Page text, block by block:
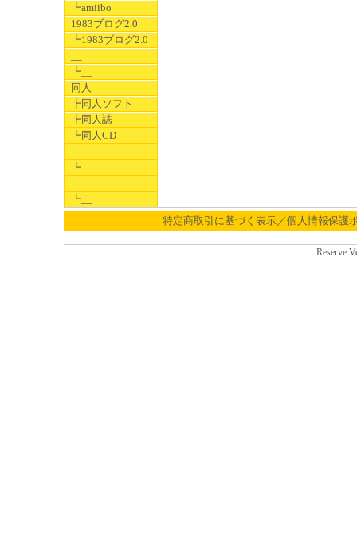
┗amiibo
1983ブログ2.0
┗1983ブログ2.0
┗__
同人
┣同人ソフト
┣同人誌
┗同人CD
┗__
┗__
特定商取引に基づく表示／個人情報保護
Reserve